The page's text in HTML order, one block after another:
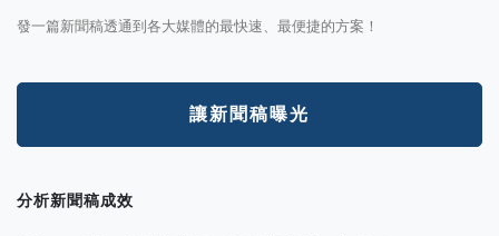
發一篇新聞稿透通到各大媒體的最快速、最便捷的方案！
讓新聞稿曝光
分析新聞稿成效